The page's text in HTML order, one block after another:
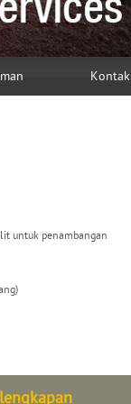
Kontak
untuk penambangan